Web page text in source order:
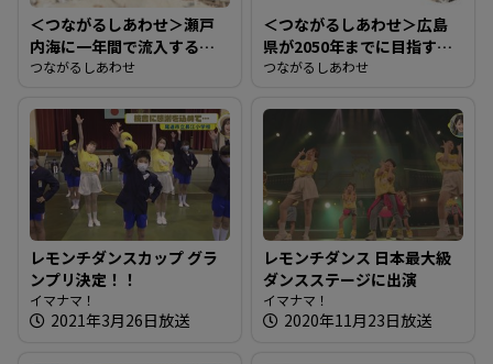
＜つながるしあわせ＞瀬戸
内海に一年間で流入する
「海洋ごみ」の量は？
つながるしあわせ
＜つながるしあわせ＞広島
県が2050年までに目指す目
標は？
つながるしあわせ
レモンチダンスカップ グラ
ンプリ決定！！
イマナマ！
2021年3月26日放送
レモンチダンス 日本最大級
ダンスステージに出演
イマナマ！
2020年11月23日放送